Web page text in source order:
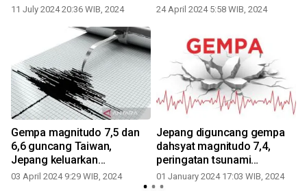
11 July 2024 20:36 WIB, 2024 24 April 2024 5:58 WIB, 2024
Gempa magnitudo 7,5 dan
6,6 guncang Taiwan,
Jepang keluarkan
peringatan tsunami
03 April 2024 9:29 WIB, 2024
Jepang diguncang gempa
dahsyat magnitudo 7,4,
peringatan tsunami
dikeluarkan
01 January 2024 17:03 WIB, 2024